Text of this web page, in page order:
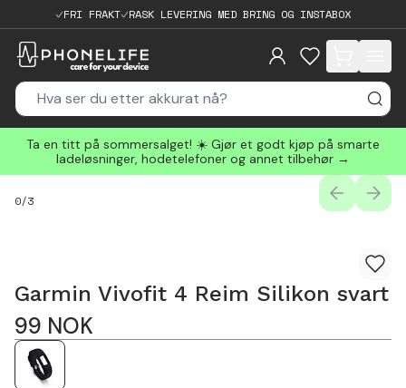
FRI FRAKT RASK LEVERING MED BRING OG INSTABOX
items in cart,
Ta en titt på sommersalget! ☀️ Gjør et godt kjøp på smarte
ladeløsninger, hodetelefoner og annet tilbehør →
0/3
Garmin Vivofit 4 Reim Silikon svart
99 NOK